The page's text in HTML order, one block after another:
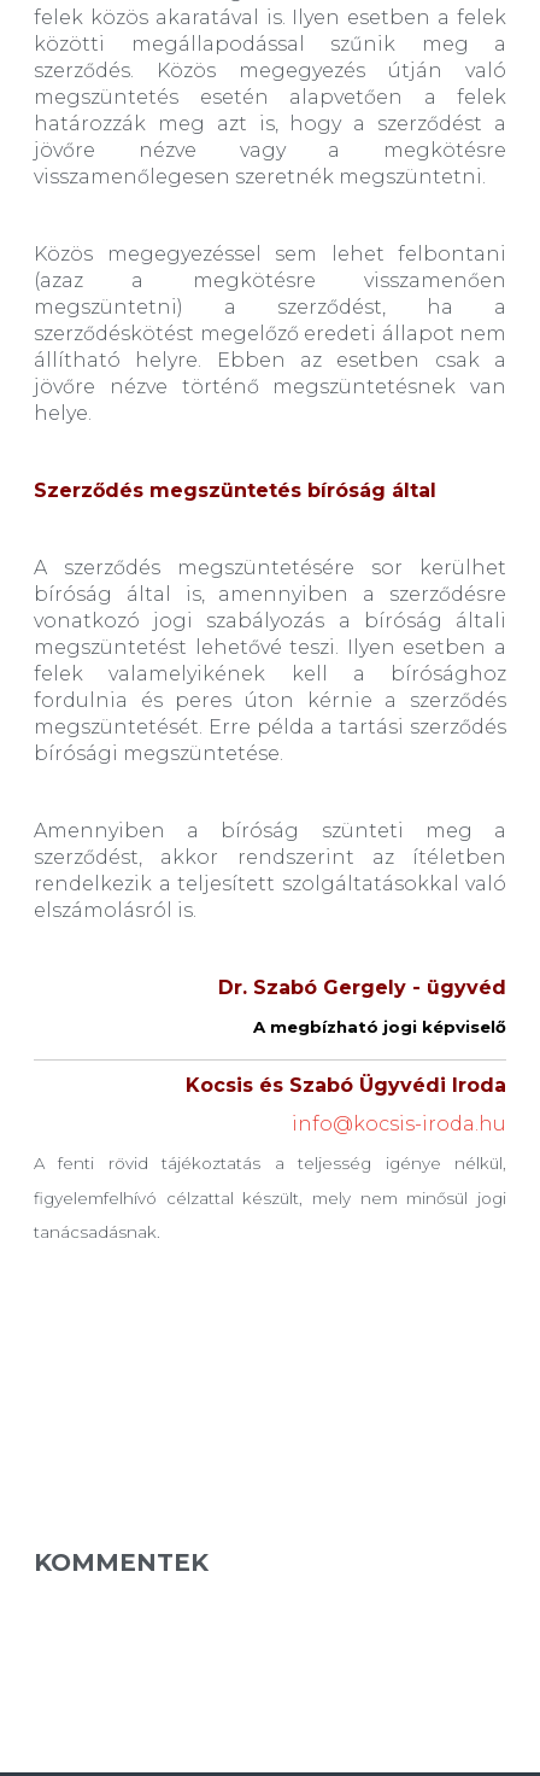
felek közös akaratával is. Ilyen esetben a felek
közötti megállapodással szűnik meg a
szerződés. Közös megegyezés útján való
megszüntetés esetén alapvetően a felek
határozzák meg azt is, hogy a szerződést a
jövőre nézve vagy a megkötésre
visszamenőlegesen szeretnék megszüntetni.
Közös megegyezéssel sem lehet felbontani
(azaz a megkötésre visszamenően
megszüntetni) a szerződést, ha a
szerződéskötést megelőző eredeti állapot nem
állítható helyre. Ebben az esetben csak a
jövőre nézve történő megszüntetésnek van
helye.
Szerződés megszüntetés bíróság által
A szerződés megszüntetésére sor kerülhet
bíróság által is, amennyiben a szerződésre
vonatkozó jogi szabályozás a bíróság általi
megszüntetést lehetővé teszi. Ilyen esetben a
felek valamelyikének kell a bírósághoz
fordulnia és peres úton kérnie a szerződés
megszüntetését. Erre példa a tartási szerződés
bírósági megszüntetése.
Amennyiben a bíróság szünteti meg a
szerződést, akkor rendszerint az ítéletben
rendelkezik a teljesített szolgáltatásokkal való
elszámolásról is.
Dr. Szabó Gergely - ügyvéd
A megbízható jogi képviselő
Kocsis és Szabó Ügyvédi Iroda
info@kocsis-iroda.hu
A fenti rövid tájékoztatás a teljesség igénye nélkül,
figyelemfelhívó célzattal készült, mely nem minősül jogi
tanácsadásnak.
KOMMENTEK